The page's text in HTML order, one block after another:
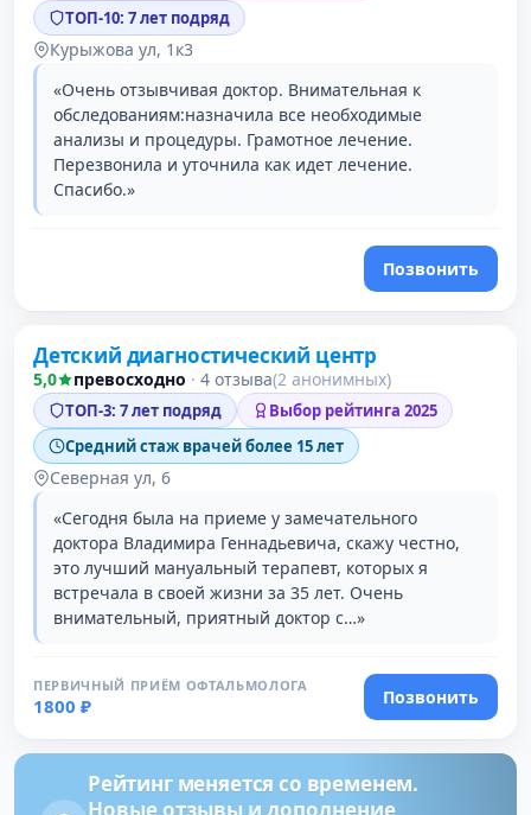
ТОП-10: 7 лет подряд
Курыжова ул, 1к3
«Очень отзывчивая доктор. Внимательная к
обследованиям:назначила все необходимые
анализы и процедуры. Грамотное лечение.
Перезвонила и уточнила как идет лечение.
Спасибо.»
Позвонить
3 место в рейтинге
Детский диагностический центр
5,0 превосходно · 4 отзыва(2 анонимных)
ТОП-3: 7 лет подряд
Выбор рейтинга 2025
Средний стаж врачей более 15 лет
Северная ул, 6
«Сегодня была на приеме у замечательного
доктора Владимира Геннадьевича, скажу честно,
это лучший мануальный терапевт, которых я
встречала в своей жизни за 35 лет. Очень
внимательный, приятный доктор с…»
ПЕРВИЧНЫЙ ПРИЁМ ОФТАЛЬМОЛОГА
1800 ₽ Позвонить
Рейтинг меняется со временем.